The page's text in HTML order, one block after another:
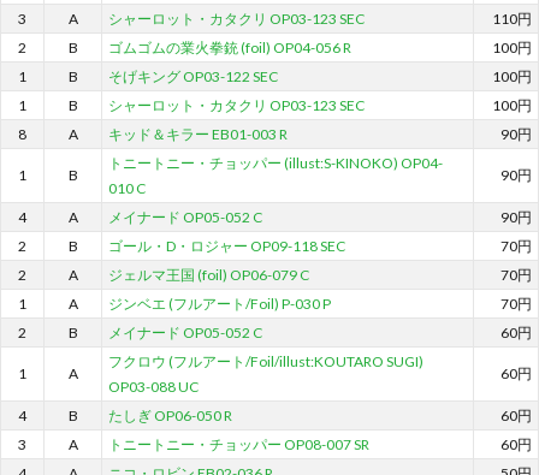
3
A シャーロット・カタクリ OP03-123 SEC
110円
2
B ゴムゴムの業火拳銃 (foil) OP04-056 R
100円
1
B そげキング OP03-122 SEC
100円
1
B シャーロット・カタクリ OP03-123 SEC
100円
8
A キッド＆キラー EB01-003 R 90円
1 B
トニートニー・チョッパー (illust:S-KINOKO) OP04-
010 C
90円
4 A メイナード OP05-052 C
90円
2
B ゴール・D・ロジャー OP09-118 SEC
70円
2
A ジェルマ王国 (foil) OP06-079 C
70円
1
A ジンベエ (フルアート/Foil) P-030 P
70円
2
B メイナード OP05-052 C 60円
1 A
フクロウ (フルアート/Foil/illust:KOUTARO SUGI)
OP03-088 UC
60円
4 B たしぎ OP06-050 R
60円
3
A トニートニー・チョッパー OP08-007 SR
60円